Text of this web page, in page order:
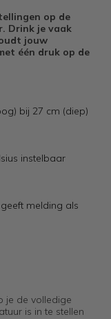
op de
Drink je vaak
jouw
één druk op de
bij 27 cm (diep)
instelbaar
melding als
je de volledige
is in te stellen